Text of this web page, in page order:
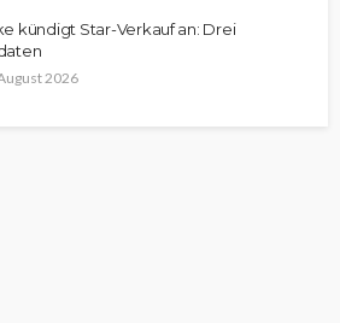
kündigt Star-Verkauf an: Drei
2026